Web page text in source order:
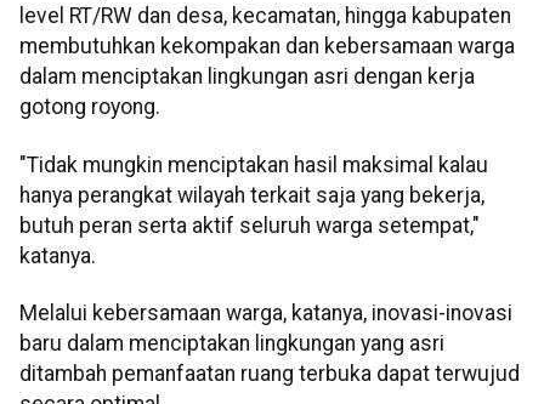
level RT/RW dan desa, kecamatan, hingga kabupaten
membutuhkan kekompakan dan kebersamaan warga
dalam menciptakan lingkungan asri dengan kerja
gotong royong.
"Tidak mungkin menciptakan hasil maksimal kalau
hanya perangkat wilayah terkait saja yang bekerja,
butuh peran serta aktif seluruh warga setempat,"
katanya.
Melalui kebersamaan warga, katanya, inovasi-inovasi
baru dalam menciptakan lingkungan yang asri
ditambah pemanfaatan ruang terbuka dapat terwujud